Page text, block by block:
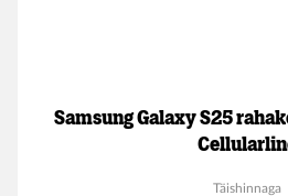
Samsung Galaxy S25
Täishinnaga